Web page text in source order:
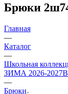
Брюки
Главная
—
Каталог
—
Школьная
ЗИМА 2026-2027
—
Брюки